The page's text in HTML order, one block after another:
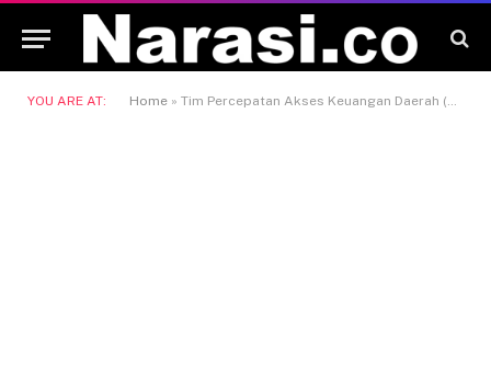
YOU ARE AT: Home » Tim Percepatan Akses Keuangan Daerah (TPAKD)